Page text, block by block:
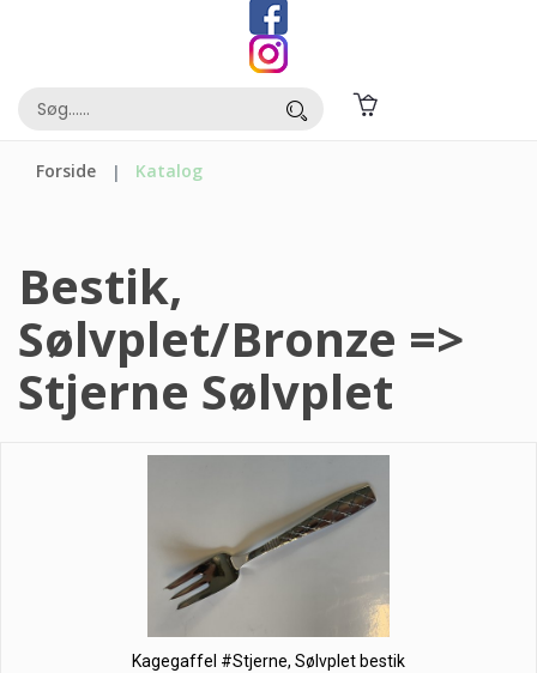
Forside Katalog
Bestik,
Sølvplet/Bronze =>
Stjerne Sølvplet
Kagegaffel #Stjerne, Sølvplet bestik